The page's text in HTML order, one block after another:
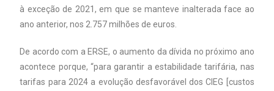
à exceção de 2021, em que se manteve inalterada face ao
ano anterior, nos 2.757 milhões de euros.
De acordo com a ERSE, o aumento da dívida no próximo ano
acontece porque, “para garantir a estabilidade tarifária, nas
tarifas para 2024 a evolução desfavorável dos CIEG [custos